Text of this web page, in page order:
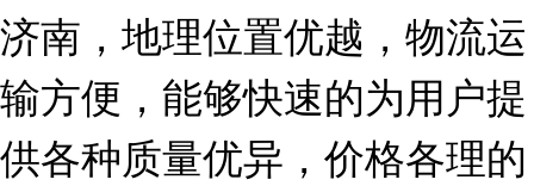
济南，地理位置优越，物流运
输方便，能够快速的为用户提
供各种质量优异，价格各理的